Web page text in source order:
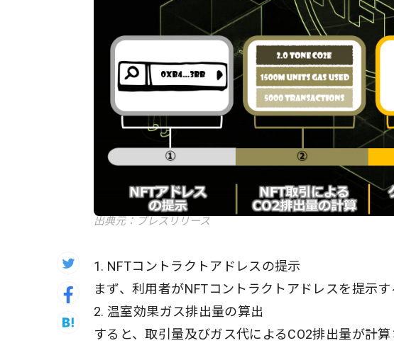
出典元：プレスリリース
1. NFTコントラクトアドレスの提示
まず、利用者がNFTコントラクトアドレスを提示す
2. 温室効果ガス排出量の算出
すると、取引量及びガス代によるCO2排出量が計算